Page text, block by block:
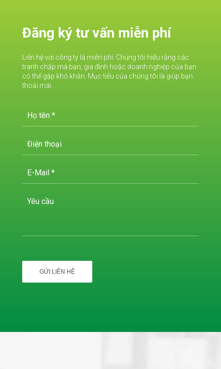
Đăng ký tư vấn miễn phí
Liên hệ với công ty là miễn phí. Chúng tôi hiểu rằng các
tranh chấp mà bạn, gia đình hoặc doanh nghiệp của bạn
có thể gặp khó khăn. Mục tiêu của chúng tôi là giúp bạn
thoải mái.